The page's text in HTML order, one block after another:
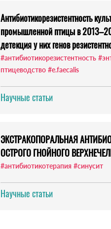
Антибиотикорезистентность
промышленной птицы в
детекция у них генов
#антибиотикорезистентность
птицеводство #e.faecalis
Научные статьи
ЭКСТРАКОПОРАЛЬНАЯ
ОСТРОГО ГНОЙНОГО
#антибиотикотерапия #синусит
Научные статьи